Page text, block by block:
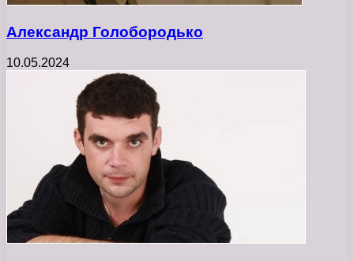
Александр Голобородько
10.05.2024